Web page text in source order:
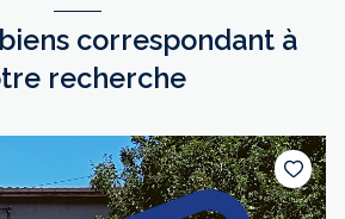
correspondant à
recherche